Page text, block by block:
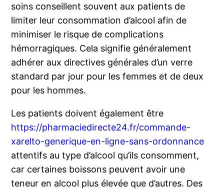
soins conseillent souvent aux patients de
limiter leur consommation d’alcool afin de
minimiser le risque de complications
hémorragiques. Cela signifie généralement
adhérer aux directives générales d’un verre
standard par jour pour les femmes et de deux
pour les hommes.
Les patients doivent également être
https://pharmaciedirecte24.fr/commande-
xarelto-generique-en-ligne-sans-ordonnance
attentifs au type d’alcool qu’ils consomment,
car certaines boissons peuvent avoir une
teneur en alcool plus élevée que d’autres. Des